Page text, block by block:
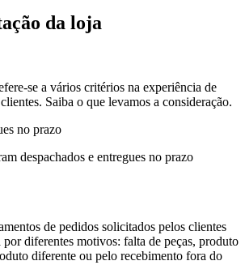
da loja
se a vários critérios na experiência de
Saiba o que levamos a consideração.
no prazo
despachados e entregues no prazo
de pedidos solicitados pelos clientes
por diferentes motivos: falta de peças, produto
diferente ou pelo recebimento fora do